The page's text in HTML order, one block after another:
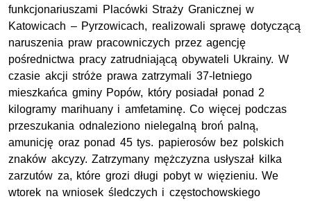
funkcjonariuszami Placówki Straży Granicznej w
Katowicach – Pyrzowicach, realizowali sprawę dotyczącą
naruszenia praw pracowniczych przez agencję
pośrednictwa pracy zatrudniającą obywateli Ukrainy. W
czasie akcji stróże prawa zatrzymali 37-letniego
mieszkańca gminy Popów, który posiadał ponad 2
kilogramy marihuany i amfetaminę. Co więcej podczas
przeszukania odnaleziono nielegalną broń palną,
amunicję oraz ponad 45 tys. papierosów bez polskich
znaków akcyzy. Zatrzymany mężczyzna usłyszał kilka
zarzutów za, które grozi długi pobyt w więzieniu. We
wtorek na wniosek śledczych i częstochowskiego